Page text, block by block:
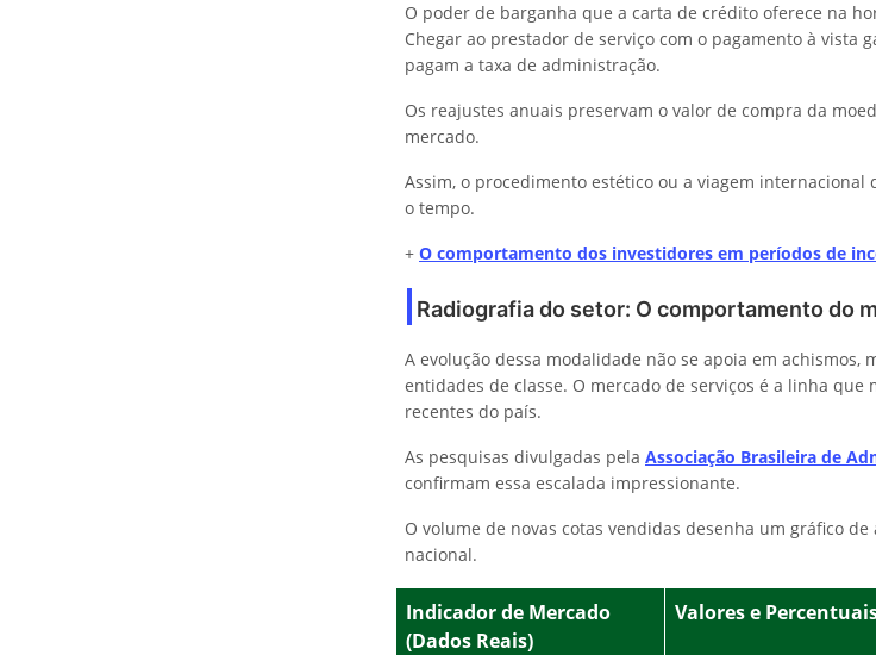
O poder de barganha que a carta de crédito oferece na
Chegar ao prestador de serviço com o pagamento à vista
pagam a taxa de administração.
Os reajustes anuais preservam o valor de compra da
mercado.
Assim, o procedimento estético ou a viagem internacional
o tempo.
+ O comportamento dos investidores em períodos de
Radiografia do setor: O comportamento do
A evolução dessa modalidade não se apoia em achismos,
entidades de classe. O mercado de serviços é a linha que
recentes do país.
As pesquisas divulgadas pela Associação Brasileira de
confirmam essa escalada impressionante.
O volume de novas cotas vendidas desenha um gráfico
nacional.
Indicador de Mercado
(Dados Reais)
Valores e